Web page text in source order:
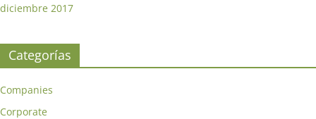
diciembre 2017
Categorías
Companies
Corporate